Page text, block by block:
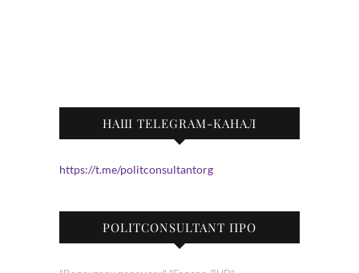
НАШ TELEGRAM-КАНАЛ
https://t.me/politconsultantorg
POLITCONSULTANT ПРО